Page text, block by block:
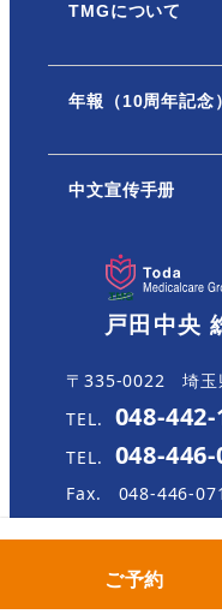
TMGについて
年報（10周年記念）
中文宣传手册
〒335-0022 埼玉
TEL.
048-
TEL.
048-
Fax.
048-446-
Copyright
ご予約